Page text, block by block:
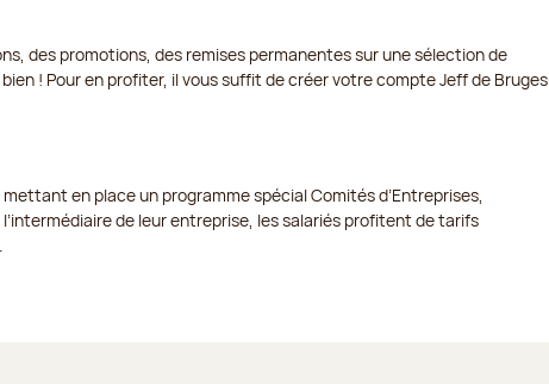
des promotions, des remises permanentes sur une sélection de
! Pour en profiter, il vous suffit de créer votre compte Jeff de Bruges
en place un programme spécial Comités d’Entreprises,
de leur entreprise, les salariés profitent de tarifs